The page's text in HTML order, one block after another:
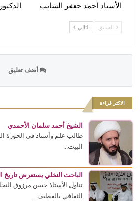
الأستاذ أحمد جعفر الشايب
السابق التالي
أضف تعليق
الاكثر قراءة
الشيخ أحمد سلمان الأحمدي
طالب علم وأستاذ في الحوزة
البيت...
الباحث النخلي يستعرض تاريخ
تناول الأستاذ حسن مرزوق
الثقافي بالقطيف...